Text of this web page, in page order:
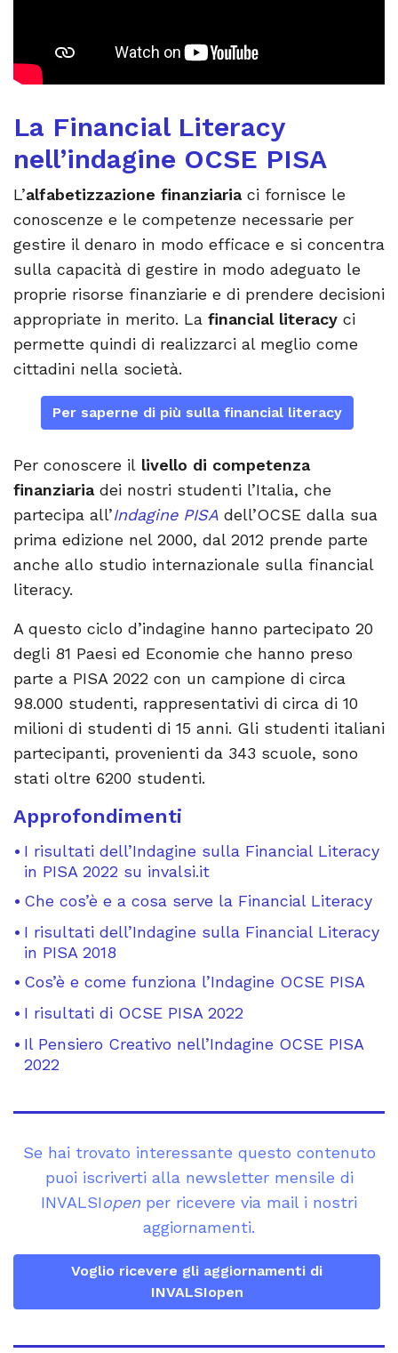
La Financial Literacy
nell’indagine OCSE PISA
L’alfabetizzazione finanziariaci fornisce le
conoscenze e le competenze necessarie per
gestire il denaro in modo efficace e si concentra
sulla capacità di gestire in modo adeguato le
proprie risorse finanziarie e di prendere decisioni
appropriate in merito. La financial literacy ci
permette quindi di realizzarci al meglio come
cittadini nella società.
Per saperne di più sulla financial literacy
Per conoscere il livello di competenza
finanziaria dei nostri studenti l’Italia, che
partecipa all’Indagine PISA dell’OCSE dalla sua
prima edizione nel 2000, dal 2012 prende parte
anche allo studio internazionale sulla financial
literacy.
A questo ciclo d’indagine hanno partecipato 20
degli 81 Paesi ed Economie che hanno preso
parte a PISA 2022 con un campione di circa
98.000 studenti, rappresentativi di circa di 10
milioni di studenti di 15 anni. Gli studenti italiani
partecipanti, provenienti da 343 scuole, sono
stati oltre 6200 studenti.
Approfondimenti
I risultati dell’Indagine sulla Financial Literacy
in PISA 2022 su invalsi.it
Che cos’è e a cosa serve la Financial Literacy
I risultati dell’Indagine sulla Financial Literacy
in PISA 2018
Cos’è e come funziona l’Indagine OCSE PISA
I risultati di OCSE PISA 2022
Il Pensiero Creativo nell’Indagine OCSE PISA
2022
Se hai trovato interessante questo contenuto
puoi iscriverti alla newsletter mensile di
INVALSIopen per ricevere via mail i nostri
aggiornamenti.
Voglio ricevere gli aggiornamenti di
INVALSIopen